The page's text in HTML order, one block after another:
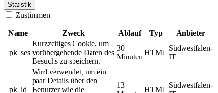
Statistik
Zustimmen
Name Zweck Ablauf Typ Anbieter
_pk_ses
Kurzzeitiges Cookie, um
vorübergehende Daten des
Besuchs zu speichern.
30
Minuten
HTML
Südwestfalen-
IT
_pk_id
Wird verwendet, um ein
paar Details über den
Benutzer wie die
13
HTML
Südwestfalen-